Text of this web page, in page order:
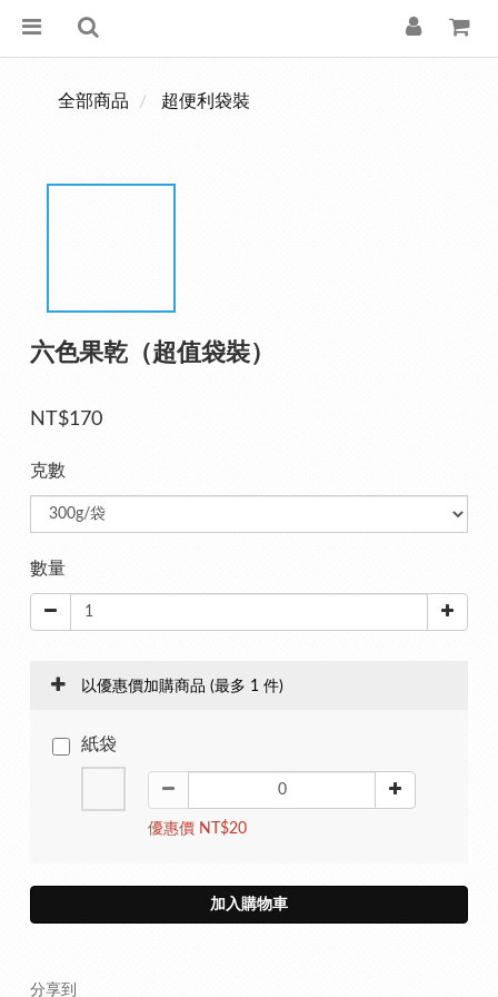
全部商品 超便利袋裝
六色果乾（超值袋裝）
NT$170
克數
數量
以優惠價加購商品 (最多 1 件)
紙袋
優惠價 NT$20
加入購物車
分享到